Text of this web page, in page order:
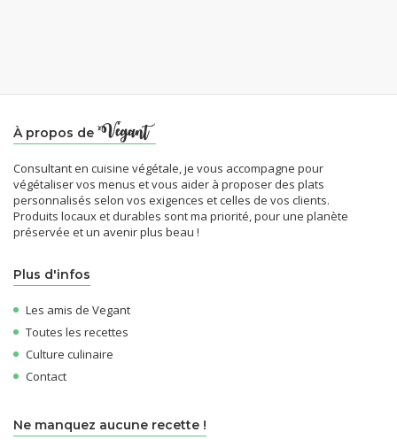
À propos de
Consultant en cuisine végétale, je vous accompagne pour
végétaliser vos menus et vous aider à proposer des plats
personnalisés selon vos exigences et celles de vos clients.
Produits locaux et durables sont ma priorité, pour une planète
préservée et un avenir plus beau !
Plus d'infos
Les amis de Vegant
Toutes les recettes
Culture culinaire
Contact
Ne manquez aucune recette !